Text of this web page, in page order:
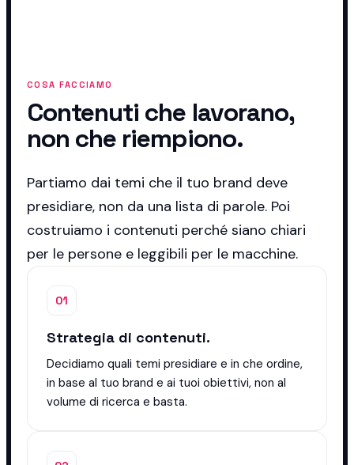
COSA FACCIAMO
Contenuti che lavorano,
non che riempiono.
Partiamo dai temi che il tuo brand deve
presidiare, non da una lista di parole. Poi
costruiamo i contenuti perché siano chiari
per le persone e leggibili per le macchine.
01
Strategia di contenuti.
Decidiamo quali temi presidiare e in che ordine,
in base al tuo brand e ai tuoi obiettivi, non al
volume di ricerca e basta.